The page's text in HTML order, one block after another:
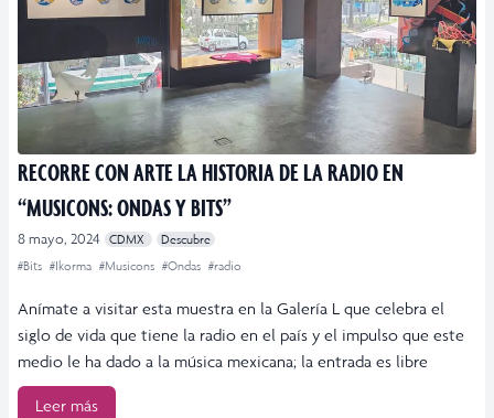
RECORRE CON ARTE LA HISTORIA DE LA RADIO EN
“MUSICONS: ONDAS Y BITS”
8 mayo, 2024 CDMX
Descubre
#Bits #Ikorma #Musicons #Ondas #radio
Anímate a visitar esta muestra en la Galería L que celebra el
siglo de vida que tiene la radio en el país y el impulso que este
medio le ha dado a la música mexicana; la entrada es libre
Leer más